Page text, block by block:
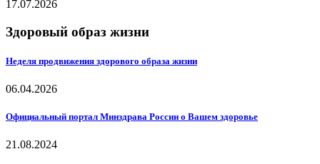
17.07.2026
Здоровый образ жизни
Неделя продвижения здорового образа жизни
06.04.2026
Официальный портал Минздрава России о Вашем здоровье
21.08.2024